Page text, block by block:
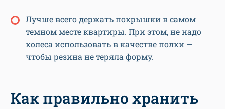
Лучше всего держать покрышки в самом
темном месте квартиры. При этом, не надо
колеса использовать в качестве полки —
чтобы резина не теряла форму.
Как правильно хранить